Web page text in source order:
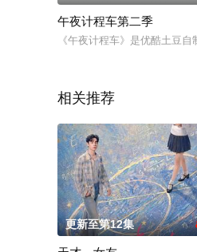
午夜计程车第二季
《午夜计程车》是优酷土豆
相关推荐
更新至第12集